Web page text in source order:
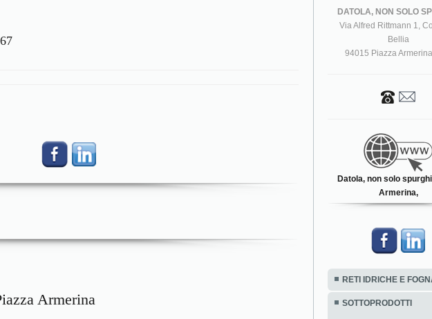
Armerina
DATOLA, NON SOLO
Via Alfred Rittmann 1,
Bellia
94015 Piazza
Datola, non solo
Armerina,
RETI IDRICHE E
SOTTOPRODOTTI